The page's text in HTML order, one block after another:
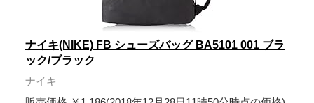
ナイキ(NIKE) FB シューズバッグ BA5101 001 ブラ
ック/ブラック
ナイキ